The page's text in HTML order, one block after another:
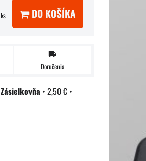
ks DO KOŠÍKA
Doručenia
Zásielkovňa • 2,50 € •